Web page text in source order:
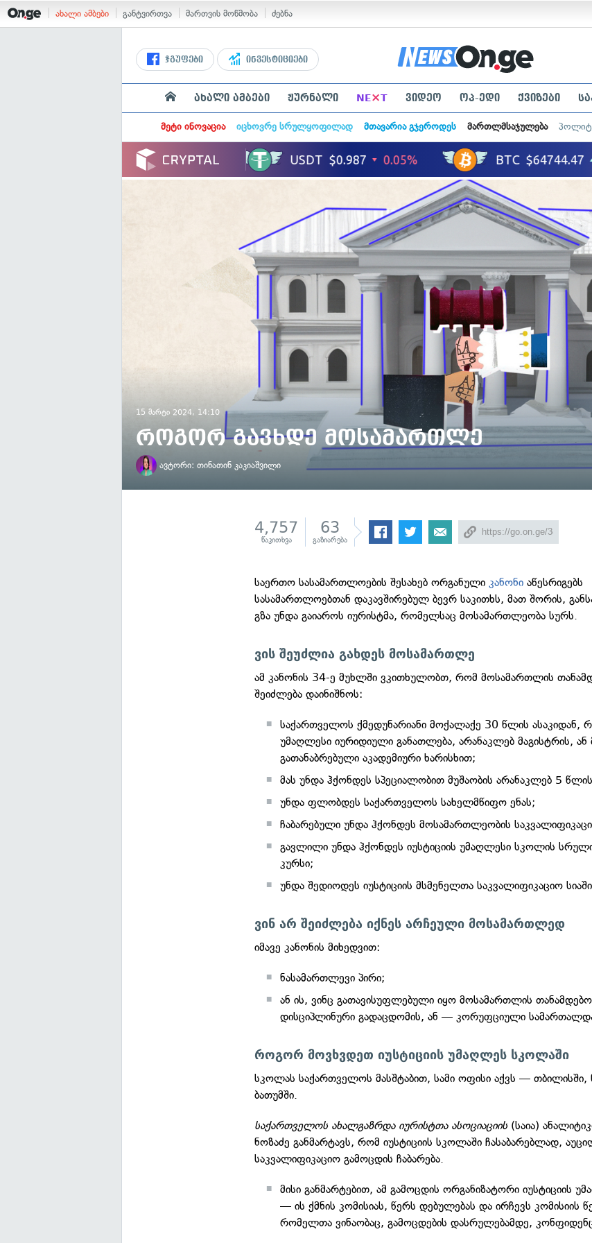
ახალი ამბები განტვირთვა მართვის მოწმობა ძებნა
ჯგუფები ინვესტიციები
ახალი ამბები ჟურნალი NE×T ვიდეო ოპ-ედი ქვიზები
მეტი ინოვაცია იცხოვრე სრულყოფილად მთავარია გჯეროდეს მართლმსაჯულება
15 მარტი 2024, 14:10
როგორ გავხდე მოსამართლე
ავტორი: თინათინ კაკიაშვილი
4,757
წაკითხვა
63
გაზიარება
საერთო სასამართლოების შესახებ ორგანულიკანონი აწესრიგებს
სასამართლოებთან დაკავშირებულ ბევრ საკითხს, მათ შორის,
გზა უნდა გაიაროს იურისტმა, რომელსაც მოსამართლეობა სურს.
ვის შეუძლია გახდეს მოსამართლე
ამ კანონის 34-ე მუხლში ვკითხულობთ, რომ მოსამართლის
შეიძლება დაინიშნოს:
საქართველოს ქმედუნარიანი მოქალაქე 30 წლის ასაკიდან,
უმაღლესი იურიდიული განათლება, არანაკლებ მაგისტრის, ან
გათანაბრებული აკადემიური ხარისხით;
მას უნდა ჰქონდეს სპეციალობით მუშაობის არანაკლებ 5
უნდა ფლობდეს საქართველოს სახელმწიფო ენას;
ჩაბარებული უნდა ჰქონდეს მოსამართლეობის
გავლილი უნდა ჰქონდეს იუსტიციის უმაღლესი სკოლის
კურსი;
უნდა შედიოდეს იუსტიციის მსმენელთა საკვალიფიკაციო
ვინ არ შეიძლება იქნეს არჩეული მოსამართლედ
იმავე კანონის მიხედვით:
ნასამართლევი პირი;
ან ის, ვინც გათავისუფლებული იყო მოსამართლის
დისციპლინური გადაცდომის, ან — კორუფციული
როგორ მოვხვდეთ იუსტიციის უმაღლეს სკოლაში
სკოლას საქართველოს მასშტაბით, სამი ოფისი აქვს — თბილისში,
ბათუმში.
საქართველოს ახალგაზრდა იურისტთა ასოციაციის(საია)
ნოზაძე განმარტავს, რომ იუსტიციის სკოლაში ჩასაბარებლად,
საკვალიფიკაციო გამოცდის ჩაბარება.
მისი განმარტებით, ამ გამოცდის ორგანიზატორი იუსტიციის
— ის ქმნის კომისიას, წერს დებულებას და ირჩევს კომისიის
რომელთა ვინაობაც, გამოცდების დასრულებამდე,